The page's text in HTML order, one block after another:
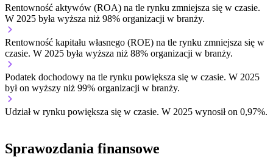
Rentowność aktywów (ROA) na tle rynku zmniejsza się w czasie.
W 2025 była wyższa niż 98% organizacji w branży.
Rentowność kapitału własnego (ROE) na tle rynku zmniejsza się w
czasie. W 2025 była wyższa niż 88% organizacji w branży.
Podatek dochodowy na tle rynku powiększa się w czasie. W 2025
był on wyższy niż 99% organizacji w branży.
Udział w rynku powiększa się w czasie. W 2025 wynosił on 0,97%.
Sprawozdania finansowe